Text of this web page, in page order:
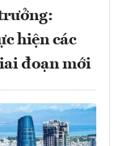
hiện các
đoạn mới